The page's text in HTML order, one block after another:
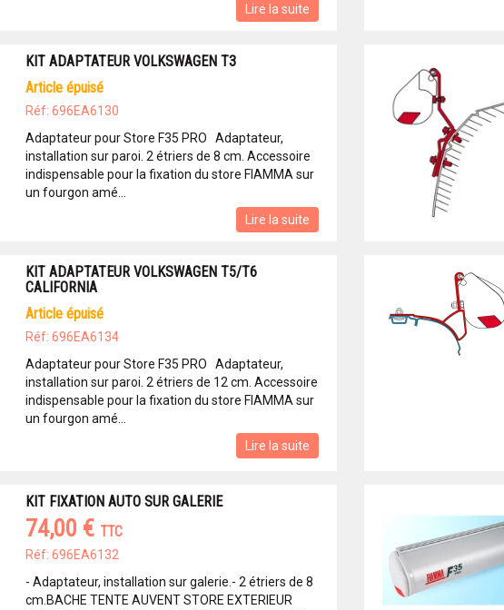
Lire la suite
KIT ADAPTATEUR VOLKSWAGEN T3
article épuisé
Réf: 696EA6130
Adaptateur pour Store F35 PRO Adaptateur,
installation sur paroi. 2 étriers de 8 cm. Accessoire
indispensable pour la fixation du store FIAMMA sur
un fourgon amé...
Lire la suite
KIT ADAPTATEUR VOLKSWAGEN T5/T6
CALIFORNIA
article épuisé
Réf: 696EA6134
Adaptateur pour Store F35 PRO Adaptateur,
installation sur paroi. 2 étriers de 12 cm. Accessoire
indispensable pour la fixation du store FIAMMA sur
un fourgon amé...
Lire la suite
KIT FIXATION AUTO SUR GALERIE
74,00 € TTC
Réf: 696EA6132
- Adaptateur, installation sur galerie.- 2 étriers de 8
cm.BACHE TENTE AUVENT STORE EXTERIEUR